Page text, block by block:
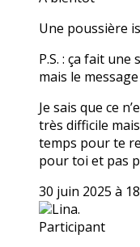
Une poussière
P.S. : ça fait une
mais le
Je sais que ce
très difficile
temps pour te
pour toi et pas
30 juin 2025 à
Lina.
Participant